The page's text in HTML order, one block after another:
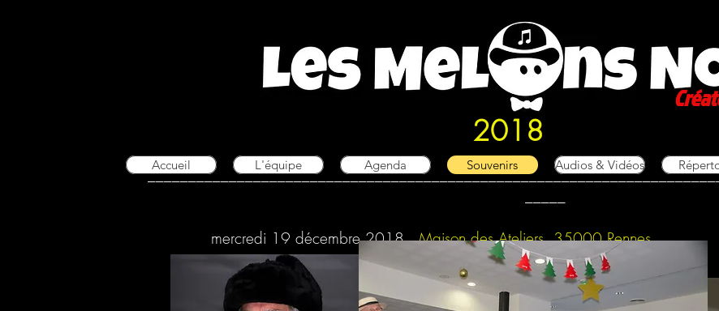
Accueil L'équipe Agenda Souvenirs Audios & Vidéos
2018
mercredi 19 décembre 2018Maison des Ateliers 35000 Rennes